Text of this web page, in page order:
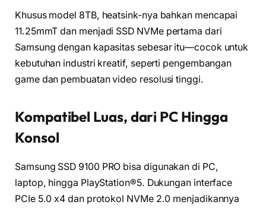
Khusus model 8TB, heatsink-nya bahkan mencapai
11.25mmT dan menjadi SSD NVMe pertama dari
Samsung dengan kapasitas sebesar itu—cocok untuk
kebutuhan industri kreatif, seperti pengembangan
game dan pembuatan video resolusi tinggi.
Kompatibel Luas, dari PC Hingga
Konsol
Samsung SSD 9100 PRO bisa digunakan di PC,
laptop, hingga PlayStation®5. Dukungan interface
PCIe 5.0 x4 dan protokol NVMe 2.0 menjadikannya